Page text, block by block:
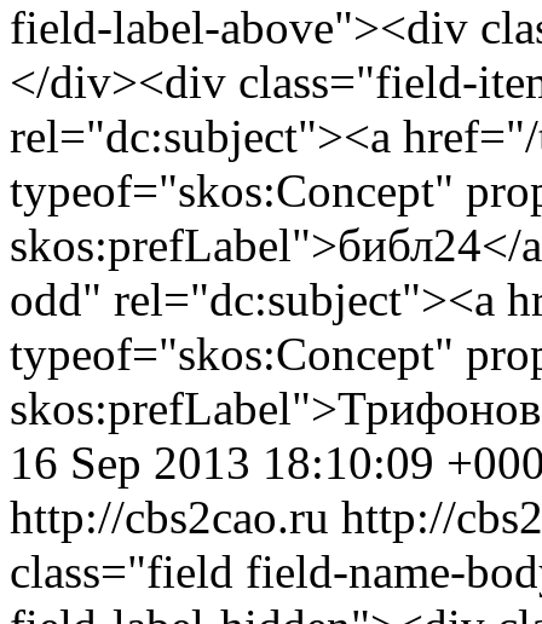
field-label-above"><div
</div><div class="field-
rel="dc:subject"><a
typeof="skos:Concept"
odd" rel="dc:subject"><a
typeof="skos:Concept"
16 Sep 2013 18:10:09
http://cbs2cao.ru http://
class="field field-name-